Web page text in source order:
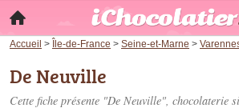
Accueil > Île-de-France > Seine-et-Marne >
De Neuville
Cette fiche présente "De Neuville", chocolaterie